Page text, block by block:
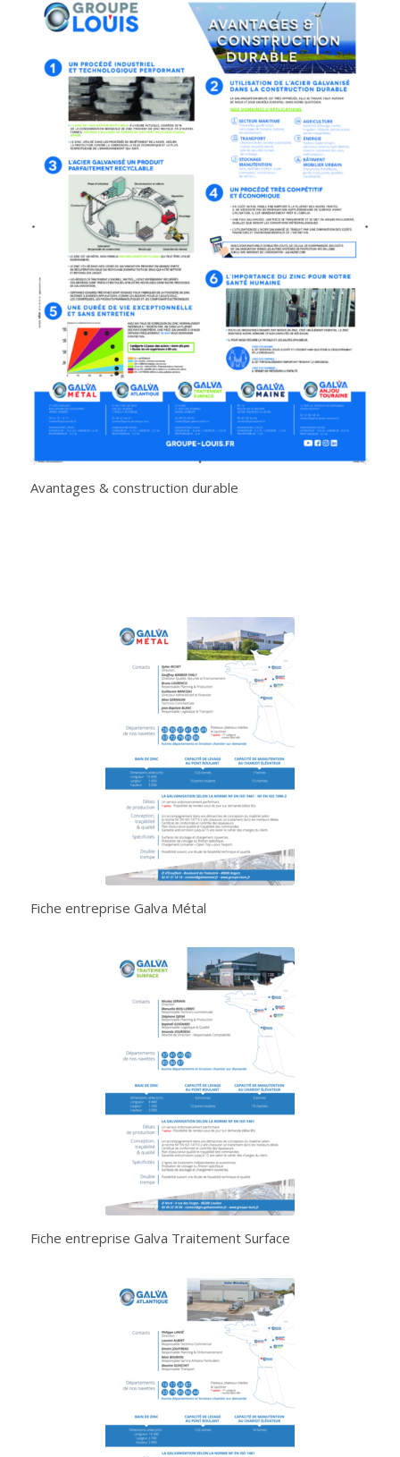
Avantages & construction durable
Fiche entreprise Galva Métal
Fiche entreprise Galva Traitement Surface